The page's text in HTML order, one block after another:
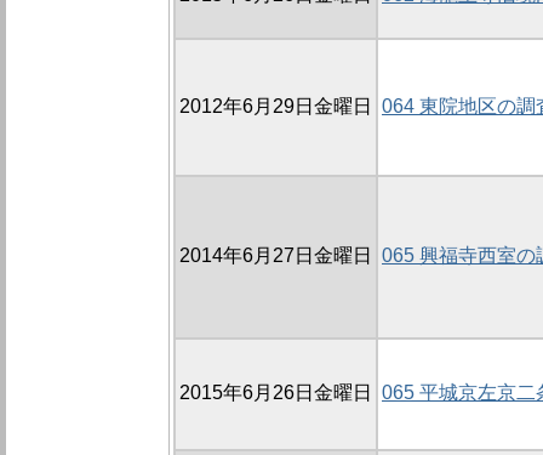
2012年6月29日金曜日 064 東院地区の
2014年6月27日金曜日 065 興福寺西室の
2015年6月26日金曜日 065 平城京左京二